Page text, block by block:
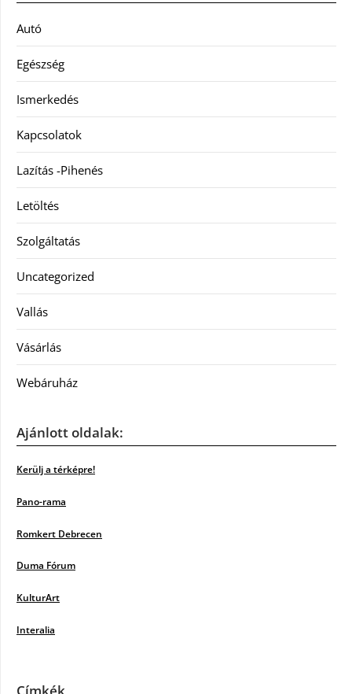
Autó
Egészség
Ismerkedés
Kapcsolatok
Lazítás -Pihenés
Letöltés
Szolgáltatás
Uncategorized
Vallás
Vásárlás
Webáruház
Ajánlott oldalak:
Kerülj a térképre!
Pano-rama
Romkert Debrecen
Duma Fórum
KulturArt
Interalia